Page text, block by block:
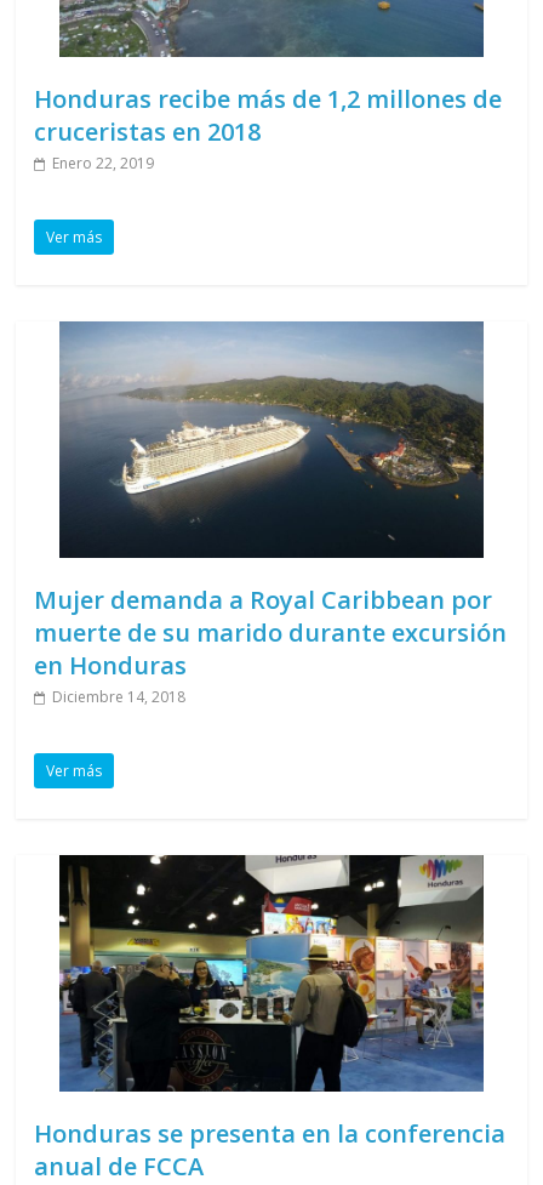
Honduras recibe más de 1,2 millones de
cruceristas en 2018
Enero 22, 2019
Ver más
Mujer demanda a Royal Caribbean por
muerte de su marido durante excursión
en Honduras
Diciembre 14, 2018
Ver más
Honduras se presenta en la conferencia
anual de FCCA